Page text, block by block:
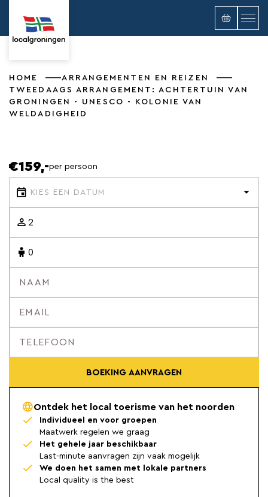
HOME
ARRANGEMENTEN EN REIZEN
TWEEDAAGS ARRANGEMENT: ACHTERTUIN VAN
GRONINGEN - UNESCO - KOLONIE VAN
WELDADIGHEID
€159,-per persoon
BOEKING AANVRAGEN
Ontdek het local toerisme van het noorden
Individueel en voor groepen
Maatwerk regelen we graag
Het gehele jaar beschikbaar
Last-minute aanvragen zijn vaak mogelijk
We doen het samen met lokale partners
Local quality is the best